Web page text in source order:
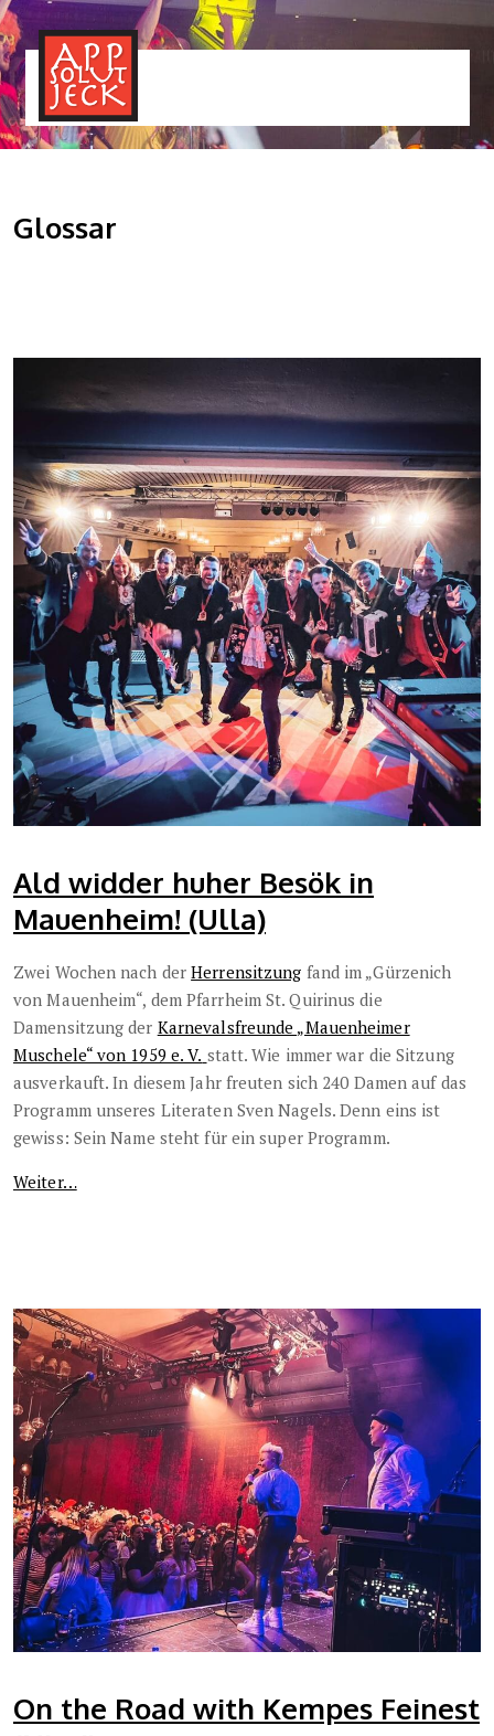
Glossar
Ald widder huher Besök in
Mauenheim! (Ulla)
Zwei Wochen nach derHerrensitzung fand im „Gürzenich
von Mauenheim“, dem Pfarrheim St. Quirinus die
Damensitzung der Karnevalsfreunde „Mauenheimer
Muschele“ von 1959 e. V. statt. Wie immer war die Sitzung
ausverkauft. In diesem Jahr freuten sich 240 Damen auf das
Programm unseres Literaten Sven Nagels. Denn eins ist
gewiss: Sein Name steht für ein super Programm.
Weiter…
On the Road with Kempes Feinest